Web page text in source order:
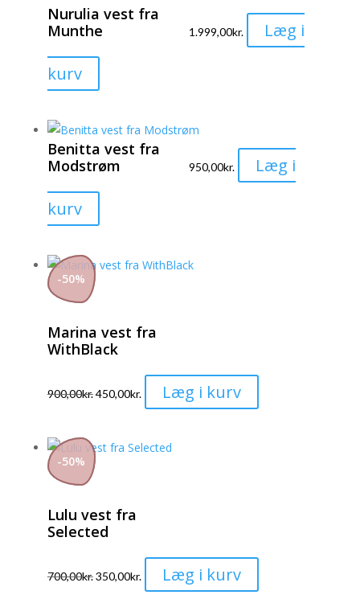
Nurulia vest fra
Munthe
1.999,00kr.
Læg i
kurv
vare
flere
varianter.
Mulighederne
kan
varesiden
Benitta vest fra
Modstrøm
950,00kr.
Læg i
kurv
vare
flere
kan
vælges
varesiden
-50%
Marina vest fra
WithBlack
900,00kr.450,00kr. Læg i kurv
vare
på
-50%
Lulu vest fra
Selected
700,00kr.350,00kr. Læg i kurv
vare